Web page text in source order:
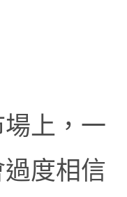
上，一
度相信